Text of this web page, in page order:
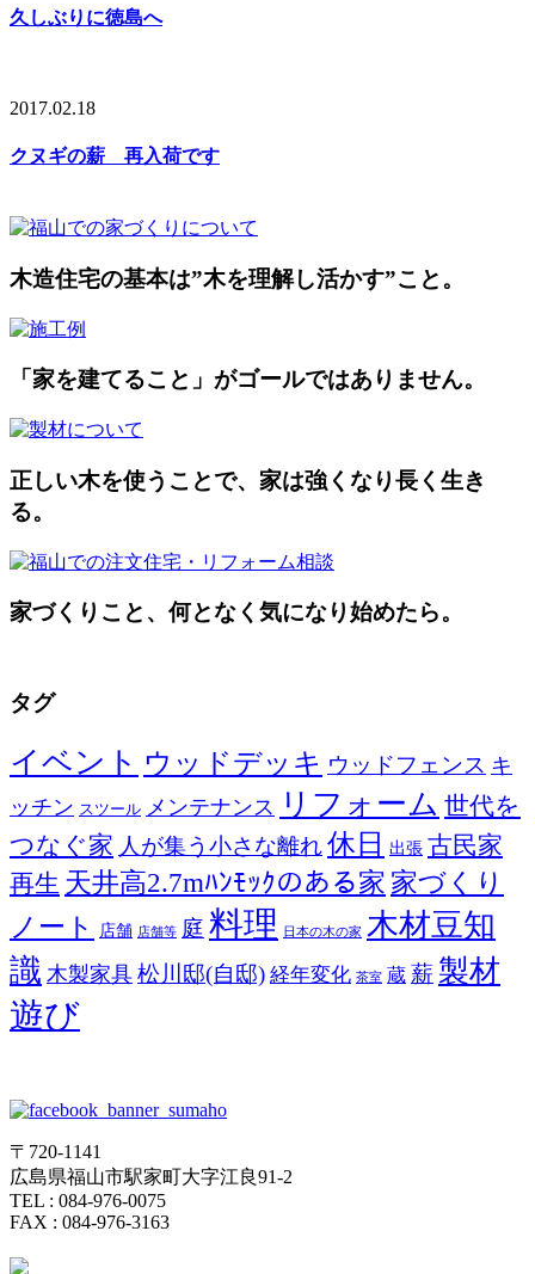
久しぶりに徳島へ
2017.02.18
クヌギの薪 再入荷です
木造住宅の基本は”木を理解し活かす”こと。
「家を建てること」がゴールではありません。
正しい木を使うことで、家は強くなり長く生き
る。
家づくりこと、何となく気になり始めたら。
タグ
イベント ウッドデッキ ウッドフェンス キ
ッチン スツール メンテナンス リフォーム 世代を
つなぐ家 人が集う小さな離れ休日 出張 古民家
再生 天井高2.7mﾊﾝﾓｯｸのある家 家づくり
ノート
店舗 店舗等 庭 料理 日本の木の家 木材豆知
識 木製家具 松川邸(自邸) 経年変化 茶室 蔵 薪 製材
遊び
〒720-1141
広島県福山市駅家町大字江良91-2
TEL : 084-976-0075
FAX : 084-976-3163